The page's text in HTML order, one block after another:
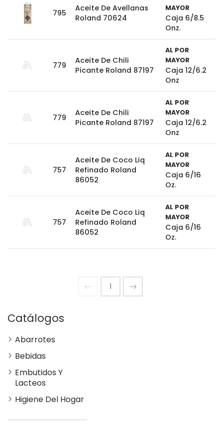
795
Aceite De Avellanas
Roland 70624
MAYOR
Caja 6/8.5
Onz.
779
Aceite De Chili
Picante Roland 87197
AL POR
MAYOR
Caja 12/6.2
Onz
779
Aceite De Chili
Picante Roland 87197
AL POR
MAYOR
Caja 12/6.2
Onz
757
Aceite De Coco Liq
Refinado Roland
86052
AL POR
MAYOR
Caja 6/16
Oz.
757
Aceite De Coco Liq
Refinado Roland
86052
AL POR
MAYOR
Caja 6/16
Oz.
1
Catálogos
Abarrotes
Bebidas
Embutidos Y
Lacteos
Higiene Del Hogar